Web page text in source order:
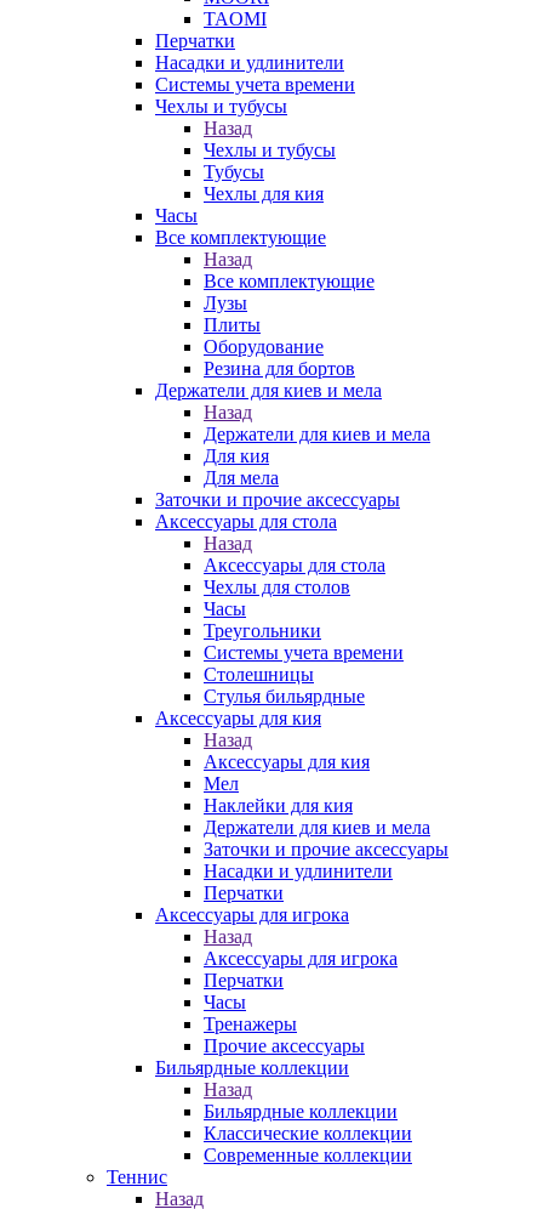
TAOMI
Перчатки
Насадки и удлинители
Системы учета времени
Чехлы и тубусы
Назад
Чехлы и тубусы
Тубусы
Чехлы для кия
Часы
Все комплектующие
Назад
Все комплектующие
Лузы
Плиты
Оборудование
Резина для бортов
Держатели для киев и мела
Назад
Держатели для киев и мела
Для кия
Для мела
Заточки и прочие аксессуары
Аксессуары для стола
Назад
Аксессуары для стола
Чехлы для столов
Часы
Треугольники
Системы учета времени
Столешницы
Стулья бильярдные
Аксессуары для кия
Назад
Аксессуары для кия
Мел
Наклейки для кия
Держатели для киев и мела
Заточки и прочие аксессуары
Насадки и удлинители
Перчатки
Аксессуары для игрока
Назад
Аксессуары для игрока
Перчатки
Часы
Тренажеры
Прочие аксессуары
Бильярдные коллекции
Назад
Бильярдные коллекции
Классические коллекции
Современные коллекции
Теннис
Назад